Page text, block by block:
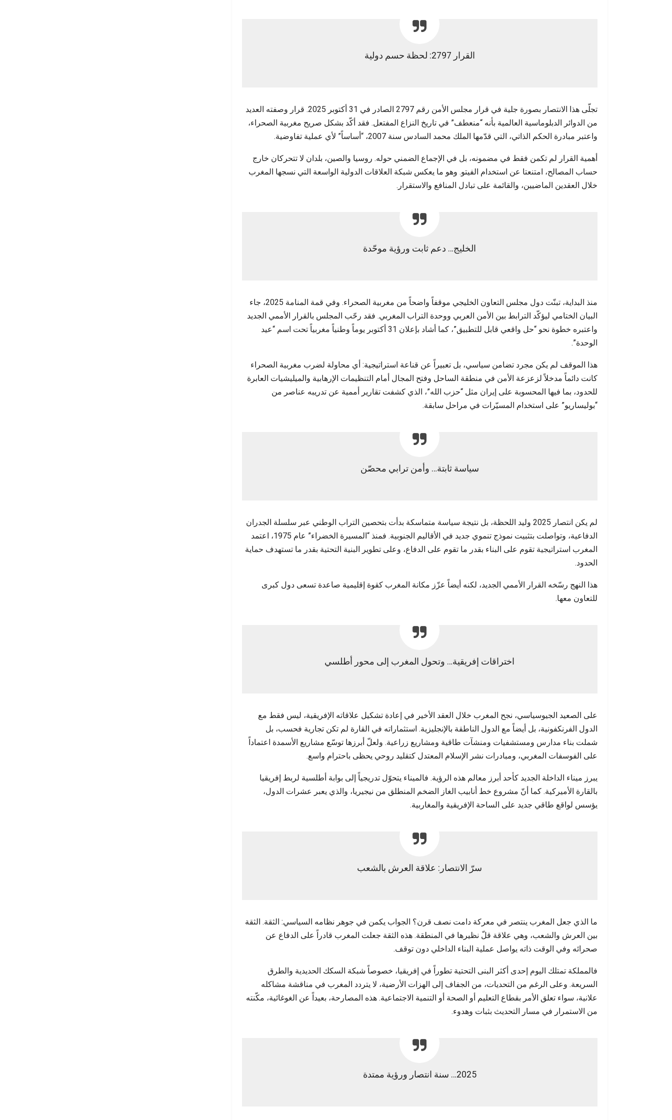
القرار 2797: لحظة حسم دولية
تجلّى هذا الانتصار بصورة جلية في قرار مجلس الأمن رقم 2797 الصادر في 31 أكتوبر 2025. قرار وصفته العديد
من الدوائر الدبلوماسية العالمية بأنه “منعطف” في تاريخ النزاع المفتعل. فقد أكّد بشكل صريح مغربية الصحراء،
واعتبر مبادرة الحكم الذاتي، التي قدّمها الملك محمد السادس سنة 2007، “أساساً” لأي عملية تفاوضية.
أهمية القرار لم تكمن فقط في مضمونه، بل في الإجماع الضمني حوله. روسيا والصين، بلدان لا تتحركان خارج
حساب المصالح، امتنعتا عن استخدام الفيتو. وهو ما يعكس شبكة العلاقات الدولية الواسعة التي نسجها المغرب
خلال العقدين الماضيين، والقائمة على تبادل المنافع والاستقرار.
الخليج… دعم ثابت ورؤية موحّدة
منذ البداية، تبنّت دول مجلس التعاون الخليجي موقفاً واضحاً من مغربية الصحراء. وفي قمة المنامة 2025، جاء
البيان الختامي ليؤكّد الترابط بين الأمن العربي ووحدة التراب المغربي. فقد رحّب المجلس بالقرار الأممي الجديد
واعتبره خطوة نحو “حل واقعي قابل للتطبيق”، كما أشاد بإعلان 31 أكتوبر يوماً وطنياً مغربياً تحت اسم “عيد
الوحدة”.
هذا الموقف لم يكن مجرد تضامن سياسي، بل تعبيراً عن قناعة استراتيجية: أي محاولة لضرب مغربية الصحراء
كانت دائماً مدخلاً لزعزعة الأمن في منطقة الساحل وفتح المجال أمام التنظيمات الإرهابية والميليشيات العابرة
للحدود، بما فيها المحسوبة على إيران مثل “حزب الله”، الذي كشفت تقارير أممية عن تدريبه عناصر من
“بوليساريو” على استخدام المسيّرات في مراحل سابقة.
سياسة ثابتة… وأمن ترابي محصّن
لم يكن انتصار 2025 وليد اللحظة، بل نتيجة سياسة متماسكة بدأت بتحصين التراب الوطني عبر سلسلة الجدران
الدفاعية، وتواصلت بتثبيت نموذج تنموي جديد في الأقاليم الجنوبية. فمنذ “المسيرة الخضراء” عام 1975، اعتمد
المغرب استراتيجية تقوم على البناء بقدر ما تقوم على الدفاع، وعلى تطوير البنية التحتية بقدر ما تستهدف حماية
الحدود.
هذا النهج رسّخه القرار الأممي الجديد، لكنه أيضاً عزّز مكانة المغرب كقوة إقليمية صاعدة تسعى دول كبرى
للتعاون معها.
اختراقات إفريقية… وتحول المغرب إلى محور أطلسي
على الصعيد الجيوسياسي، نجح المغرب خلال العقد الأخير في إعادة تشكيل علاقاته الإفريقية، ليس فقط مع
الدول الفرنكفونية، بل أيضاً مع الدول الناطقة بالإنجليزية. استثماراته في القارة لم تكن تجارية فحسب، بل
شملت بناء مدارس ومستشفيات ومنشآت طاقية ومشاريع زراعية. ولعلّ أبرزها توسّع مشاريع الأسمدة اعتماداً
على الفوسفات المغربي، ومبادرات نشر الإسلام المعتدل كتقليد روحي يحظى باحترام واسع.
يبرز ميناء الداخلة الجديد كأحد أبرز معالم هذه الرؤية. فالميناء يتحوّل تدريجياً إلى بوابة أطلسية لربط إفريقيا
بالقارة الأميركية. كما أنّ مشروع خط أنابيب الغاز الضخم المنطلق من نيجيريا، والذي يعبر عشرات الدول،
يؤسس لواقع طاقي جديد على الساحة الإفريقية والمغاربية.
سرّ الانتصار: علاقة العرش بالشعب
ما الذي جعل المغرب ينتصر في معركة دامت نصف قرن؟ الجواب يكمن في جوهر نظامه السياسي: الثقة. الثقة
بين العرش والشعب، وهي علاقة قلّ نظيرها في المنطقة. هذه الثقة جعلت المغرب قادراً على الدفاع عن
صحرائه وفي الوقت ذاته يواصل عملية البناء الداخلي دون توقف.
فالمملكة تمتلك اليوم إحدى أكثر البنى التحتية تطوراً في إفريقيا، خصوصاً شبكة السكك الحديدية والطرق
السريعة. وعلى الرغم من التحديات، من الجفاف إلى الهزات الأرضية، لا يتردد المغرب في مناقشة مشاكله
علانية، سواء تعلق الأمر بقطاع التعليم أو الصحة أو التنمية الاجتماعية. هذه المصارحة، بعيداً عن الغوغائية، مكّنته
من الاستمرار في مسار التحديث بثبات وهدوء.
2025… سنة انتصار ورؤية ممتدة